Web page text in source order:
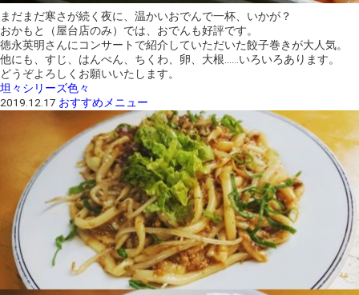
まだまだ寒さが続く夜に、温かいおでんで一杯、いかが？
おかもと（屋台店のみ）では、おでんも好評です。
徳永英明さんにコンサートで紹介していただいた餃子巻きが大人気。
他にも、すじ、はんぺん、ちくわ、卵、大根……いろいろあります。
どうぞよろしくお願いいたします。
坦々シリーズ色々
2019.12.17 おすすめメニュー